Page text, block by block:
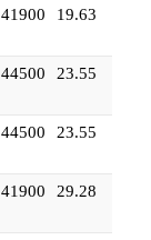
41900 19.63
44500 23.55
44500 23.55
41900 29.28